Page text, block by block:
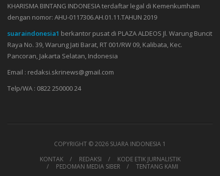
KHARISMA BINTANG INDONESIA terdaftar legal di Kemenkumham
dengan nomor: AHU-0117306.AH.01.11.TAHUN 2019
suaraindonesia1 berkantor pusat di PLAZA ALDEOS Jl. Warung Buncit
Raya No. 39, Warung Jati Barat, RT 001/RW 09, Kalibata, Kec.
Pancoran, Jakarta Selatan, Indonesia
Email : redaksi.skrinews@gmail.com
Telp/WA : 0822 250000 24
COPYRIGHT ©2026 SUARA INDONESIA 1
KONTAK
REDAKSI
KODE ETIK JURNALISTIK
PEDOMAN MEDIA SIBER
TENTANG KAMI